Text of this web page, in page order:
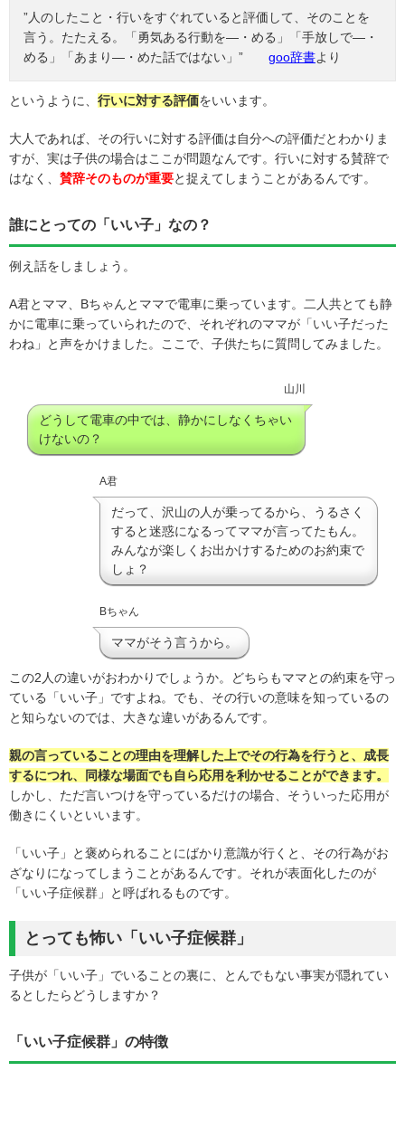
”人のしたこと・行いをすぐれていると評価して、そのことを
言う。たたえる。「勇気ある行動を―・める」「手放しで―・
める」「あまり―・めた話ではない」” goo辞書より
というように、 行いに対する評価をいいます。
大人であれば、その行いに対する評価は自分への評価だとわかりま
すが、実は子供の場合はここが問題なんです。行いに対する賛辞で
はなく、 賛辞そのものが重要と捉えてしまうことがあるんです。
誰にとっての「いい子」なの？
例え話をしましょう。
A君とママ、Bちゃんとママで電車に乗っています。二人共とても静
かに電車に乗っていられたので、それぞれのママが「いい子だった
わね」と声をかけました。ここで、子供たちに質問してみました。
山川
どうして電車の中では、静かにしなくちゃい
けないの？
A君
だって、沢山の人が乗ってるから、うるさく
すると迷惑になるってママが言ってたもん。
みんなが楽しくお出かけするためのお約束で
しょ？
Bちゃん
ママがそう言うから。
この2人の違いがおわかりでしょうか。どちらもママとの約束を守っ
ている「いい子」ですよね。でも、その行いの意味を知っているの
と知らないのでは、大きな違いがあるんです。
親の言っていることの理由を理解した上でその行為を行うと、成長
するにつれ、同様な場面でも自ら応用を利かせることができます。
しかし、ただ言いつけを守っているだけの場合、そういった応用が
働きにくいといいます。
「いい子」と褒められることにばかり意識が行くと、その行為がお
ざなりになってしまうことがあるんです。それが表面化したのが
「いい子症候群」と呼ばれるものです。
とっても怖い「いい子症候群」
子供が「いい子」でいることの裏に、とんでもない事実が隠れてい
るとしたらどうしますか？
「いい子症候群」の特徴